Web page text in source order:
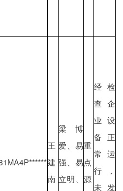
王
建
南
梁博
爱、易
强、易
立明、
重
点
源
经检
查企
业设
备正
常运
行，
未发